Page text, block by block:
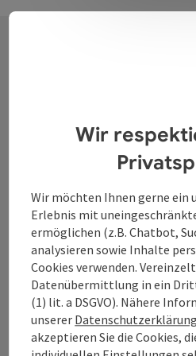
Tourismusverband
Oberösterreich
WGD Donau
GmbH
Lindengasse 9
4040 Linz
+43 732 7277 - 888
Wir
Wir möchten Ihnen gerne ein
Erlebnis mit
ermöglichen (z.B. Chatbot,
analysieren sowie Inhalte
Cookies verwenden.
Datenübermittlung in ein
(1) lit. a DSGVO). Nähere
unserer
akzeptieren Sie die Cookies,